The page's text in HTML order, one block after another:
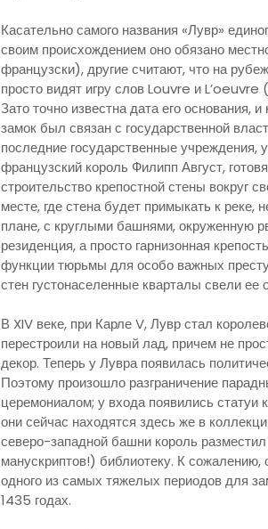
Касательно самого названия «Лувр»
своим происхождением оно обязано
французски), другие считают, что на
просто видят игру слов Louvre и L’oeuvre
Зато точно известна дата его основания,
замок был связан с государственной
последние государственные учреждения,
французский король Филипп Август,
строительство крепостной стены вокруг
месте, где стена будет примыкать к реке,
плане, с круглыми башнями, окруженную
резиденция, а просто гарнизонная
функции тюрьмы для особо важных
стен густонаселенные кварталы свели ее
В XIV веке, при Карле V, Лувр стал
перестроили на новый лад, причем не
декор. Теперь у Лувра появилась
Поэтому произошло разграничение
церемониалом; у входа появились статуи
они сейчас находятся здесь же в
северо-западной башни король
манускриптов!) библиотеку. К
одного из самых тяжелых периодов для
1435 годах.